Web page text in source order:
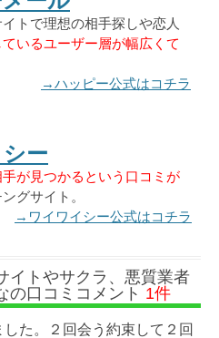
トで理想の相手探しや恋人
いるユーザー層が幅広くて
→ハッピー公式はコチラ
ー
手が見つかるという口コミが
グサイト。
→ワイワイシー公式はコチラ
イトやサクラ、悪質業者
の口コミコメント 1件
た。２回会う約束して２回